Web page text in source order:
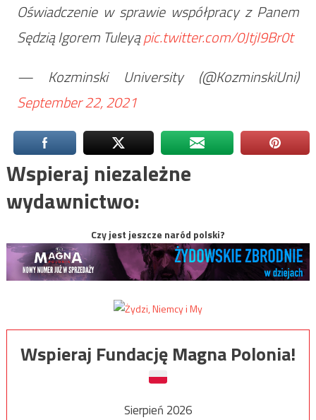
Oświadczenie w sprawie współpracy z Panem
Sędzią Igorem Tuleyąpic.twitter.com/0JtjI9Br0t
— Kozminski University (@KozminskiUni)
September 22, 2021
Wspieraj niezależne
wydawnictwo:
Czy jest jeszcze naród polski?
Wspieraj Fundację Magna Polonia!
Sierpień 2026